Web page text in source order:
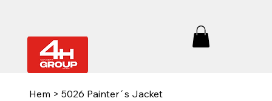
Hem > 5026 Painter´s Jacket